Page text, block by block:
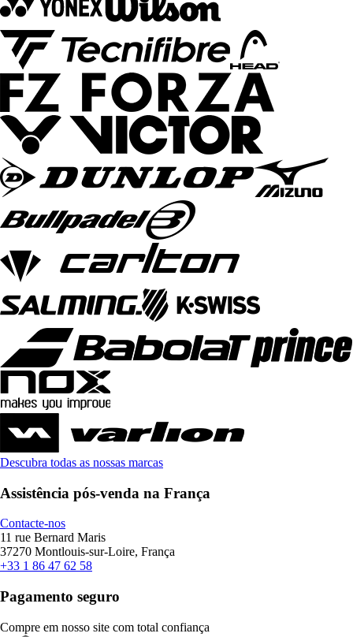
Descubra todas as nossas marcas
Assistência pós-venda na França
Contacte-nos
11 rue Bernard Maris
37270 Montlouis-sur-Loire, França
+33 1 86 47 62 58
Pagamento seguro
Compre em nosso site com total confiança